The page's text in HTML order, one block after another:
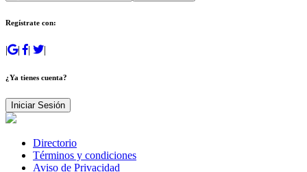
Regístrate con:
| | | |
¿Ya tienes cuenta?
Iniciar Sesión
Directorio
Términos y condiciones
Aviso de Privacidad